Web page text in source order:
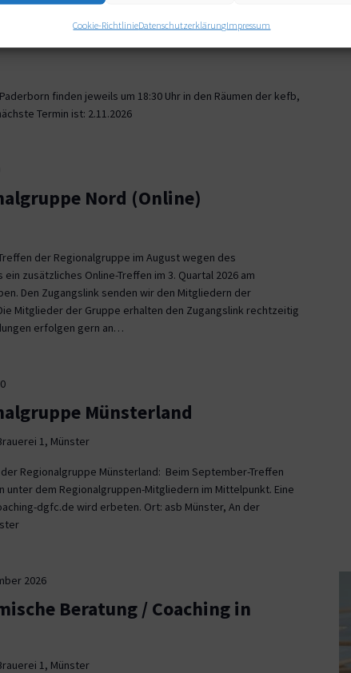
Cookie-RichtlinieDatenschutzerklärungImpressum
Paderborn
finden jeweils um 18:30 Uhr in den Räumen der kefb,
Termin ist: 2.11.2026
Nord (Online)
der Regionalgruppe im August wegen des
zusätzliches Online-Treffen im 3. Quartal 2026 am
Den Zugangslink senden wir den Mitgliedern der
Mitglieder der Gruppe erhalten den Zugangslink rechtzeitig
erfolgen gern an…
Münsterland
1, Münster
Regionalgruppe Münsterland: Beim September-Treffen
unter dem Regionalgruppen-Mitgliedern im Mittelpunkt. Eine
dgfc.de wird erbeten. Ort: asb Münster, An der
2026
Beratung / Coaching in
1, Münster